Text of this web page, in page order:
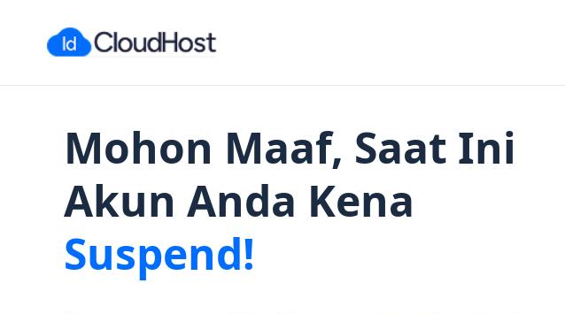
Mohon Maaf, Saat Ini
Akun Anda Kena
Suspend!